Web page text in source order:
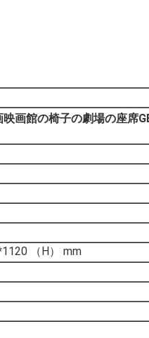
画館の椅子の劇場の座席
（H） mm